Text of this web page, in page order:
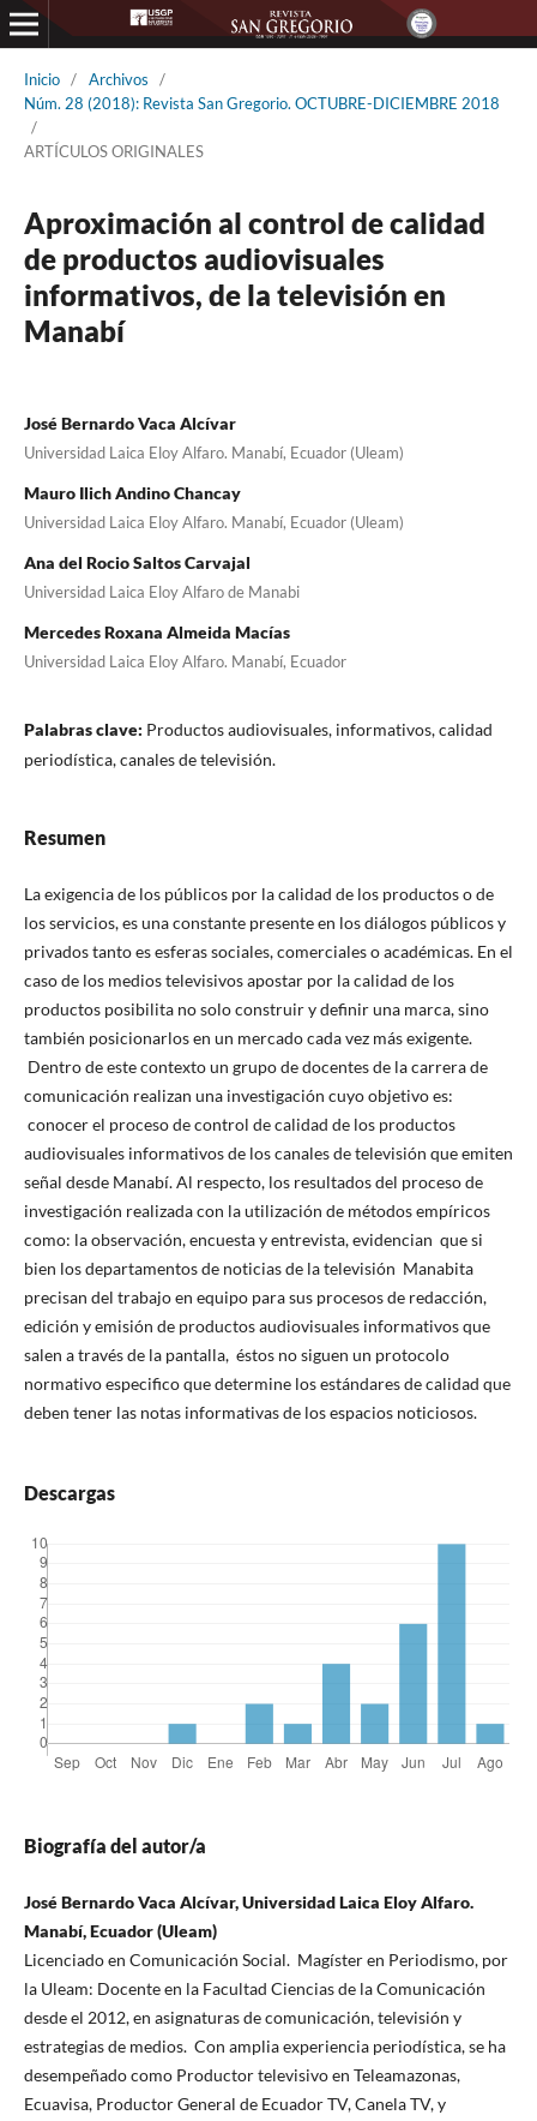
Inicio / Archivos
/
Núm. 28 (2018): Revista San Gregorio. OCTUBRE-DICIEMBRE 2018
/
ARTÍCULOS ORIGINALES
Aproximación al control de calidad
de productos audiovisuales
informativos, de la televisión en
Manabí
José Bernardo Vaca Alcívar
Universidad Laica Eloy Alfaro. Manabí, Ecuador (Uleam)
Mauro Ilich Andino Chancay
Universidad Laica Eloy Alfaro. Manabí, Ecuador (Uleam)
Ana del Rocio Saltos Carvajal
Universidad Laica Eloy Alfaro de Manabi
Mercedes Roxana Almeida Macías
Universidad Laica Eloy Alfaro. Manabí, Ecuador
Palabras clave: Productos audiovisuales, informativos, calidad
periodística, canales de televisión.
Resumen
La exigencia de los públicos por la calidad de los productos o de
los servicios, es una constante presente en los diálogos públicos y
privados tanto es esferas sociales, comerciales o académicas. En el
caso de los medios televisivos apostar por la calidad de los
productos posibilita no solo construir y definir una marca, sino
también posicionarlos en un mercado cada vez más exigente.
Dentro de este contexto un grupo de docentes de la carrera de
comunicación realizan una investigación cuyo objetivo es:
conocer el proceso de control de calidad de los productos
audiovisuales informativos de los canales de televisión que emiten
señal desde Manabí. Al respecto, los resultados del proceso de
investigación realizada con la utilización de métodos empíricos
como: la observación, encuesta y entrevista, evidencian que si
bien los departamentos de noticias de la televisión Manabita
precisan del trabajo en equipo para sus procesos de redacción,
edición y emisión de productos audiovisuales informativos que
salen a través de la pantalla, éstos no siguen un protocolo
normativo especifico que determine los estándares de calidad que
deben tener las notas informativas de los espacios noticiosos.
Descargas
Biografía del autor/a
José Bernardo Vaca Alcívar, Universidad Laica Eloy Alfaro.
Manabí, Ecuador (Uleam)
Licenciado en Comunicación Social. Magíster en Periodismo, por
la Uleam: Docente en la Facultad Ciencias de la Comunicación
desde el 2012, en asignaturas de comunicación, televisión y
estrategias de medios. Con amplia experiencia periodística, se ha
desempeñado como Productor televisivo en Teleamazonas,
Ecuavisa, Productor General de Ecuador TV, Canela TV, y